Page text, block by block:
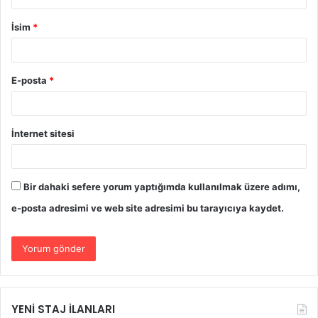
İsim *
E-posta *
İnternet sitesi
Bir dahaki sefere yorum yaptığımda kullanılmak üzere adımı,
e-posta adresimi ve web site adresimi bu tarayıcıya kaydet.
YENİ STAJ İLANLARI